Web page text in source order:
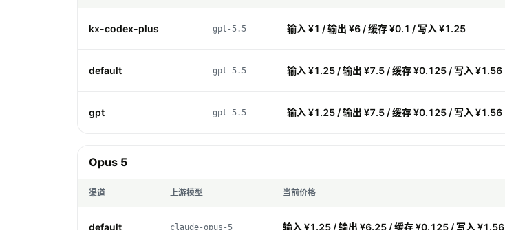
kx-codex-plus gpt-5.5 输入 ¥1 / 输出 ¥6 / 缓存 ¥0.1 / 写入 ¥1.25
default gpt-5.5 输入 ¥1.25 / 输出 ¥7.5 / 缓存 ¥0.125 / 写入 ¥1.56
gpt gpt-5.5 输入 ¥1.25 / 输出 ¥7.5 / 缓存 ¥0.125 / 写入 ¥1.56
Opus 5
渠道 上游模型 当前价格
default claude-opus-5 输入 ¥1.25 / 输出 ¥6.25 / 缓存 ¥0.125 / 写入 ¥1.56